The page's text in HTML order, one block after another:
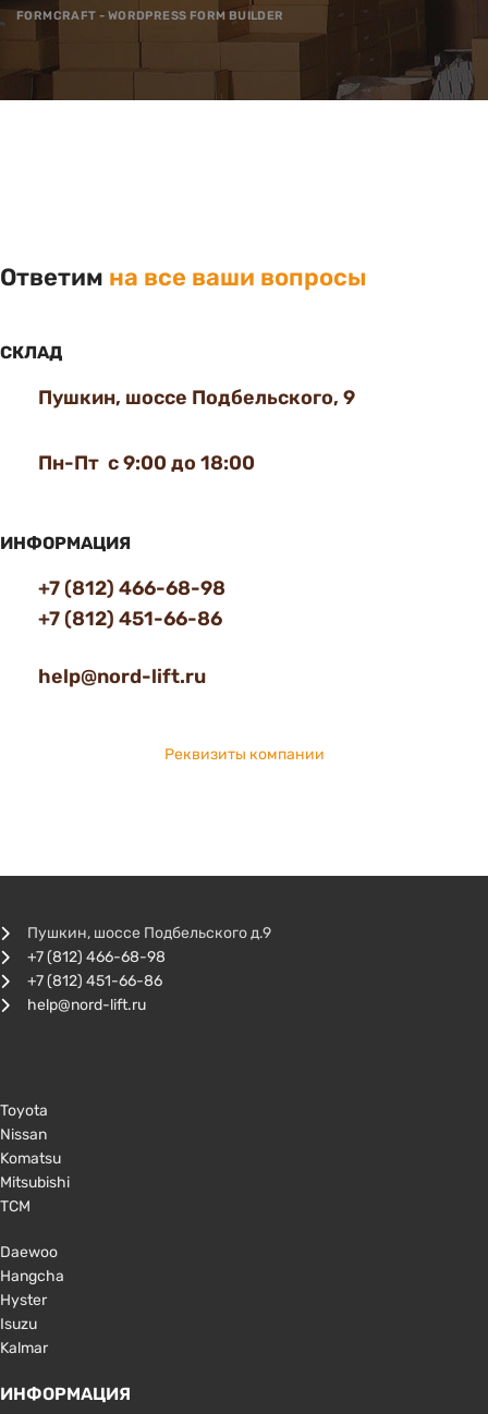
FORMCRAFT - WORDPRESS FORM BUILDER
Ответим на все ваши вопросы
СКЛАД
Пушкин, шоссе Подбельского, 9
Пн-Пт с 9:00 до 18:00
ИНФОРМАЦИЯ
+7 (812) 466-68-98
+7 (812) 451-66-86
help@nord-lift.ru
Реквизиты компании
Пушкин, шоссе Подбельского д.9
+7 (812) 466-68-98
+7 (812) 451-66-86
help@nord-lift.ru
Toyota
Nissan
Komatsu
Mitsubishi
TCM
Daewoo
Hangcha
Hyster
Isuzu
Kalmar
ИНФОРМАЦИЯ